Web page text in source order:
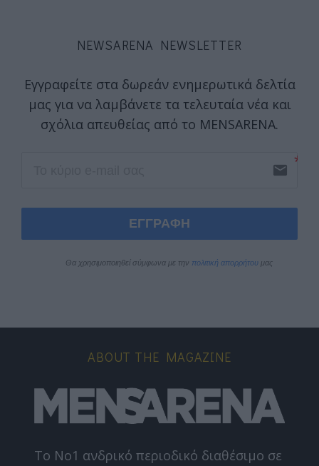
NEWSARENA NEWSLETTER
Εγγραφείτε στα δωρεάν ενημερωτικά δελτία
μας για να λαμβάνετε τα τελευταία νέα και
σχόλια απευθείας από το MENSARENA.
email
ΕΓΓΡΑΦΗ
Θα χρησιμοποιηθεί σύμφωνα με την πολιτική απορρήτου μας
ABOUT THE MAGAZINE
Το Nο1 ανδρικό περιοδικό διαθέσιμο σε